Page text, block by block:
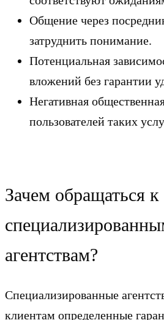
Общение через
затруднить понимание.
Потенциальная
вложений без гарантии
Негативная
пользователей таких
Зачем обращаться к
агентствам?
Специализированные
клиентам определенные